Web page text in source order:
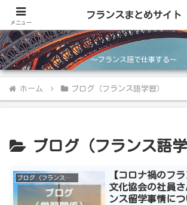
フランスまとめサイト
～フランス語で仕事する～
ホーム ブログ（フランス語学習）
ブログ（フランス語学
ブログ（フランス語学習）
【コロナ禍のフ
文化協会の社員
ンス留学事情に
メニュー
フランスまとめサイト